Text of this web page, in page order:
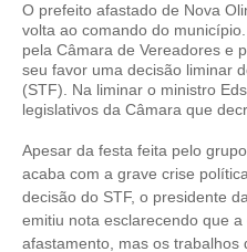
O prefeito afastado de Nova
volta ao comando do
pela Câmara de Vereadores e
seu favor uma decisão liminar
(STF). Na liminar o ministro
legislativos da Câmara que
Apesar da festa feita pelo
acaba com a grave crise
decisão do STF, o presidente
emitiu nota esclarecendo que
afastamento, mas os trabalhos